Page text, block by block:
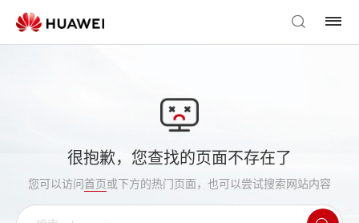
很抱歉，您查找的页面不存在了
您可以访问首页或下方的热门页面，也可以尝试搜索网站内容